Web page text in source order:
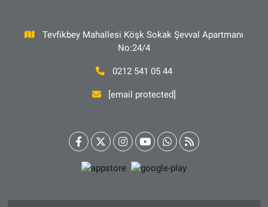
Tevfikbey Mahallesi Köşk Sokak Şevval Apartmanı
No:24/4
0212 541 05 44
[email protected]